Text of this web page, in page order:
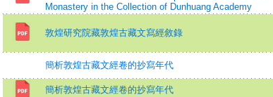
Monastery in the Collection of Dunhuang Academy
敦煌研究院藏敦煌古藏文寫經敘錄
簡析敦煌古藏文經卷的抄寫年代
簡析敦煌古藏文經卷的抄寫年代